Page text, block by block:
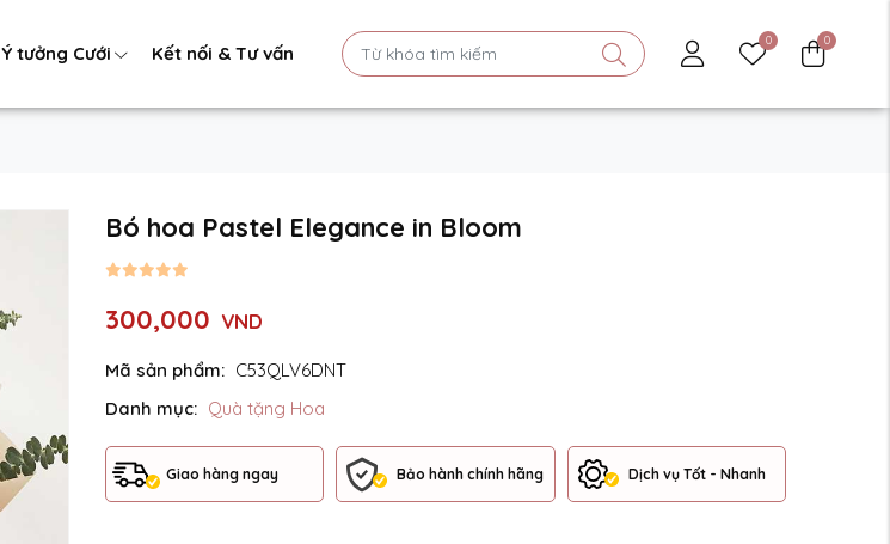
Ý tưởng Cưới Kết nối & Tư vấn
0 0
Bó hoa Pastel Elegance in Bloom
300,000 VND
Mã sản phẩm: C53QLV6DNT
Danh mục: Quà tặng Hoa
Giao hàng ngay Bảo hành chính hãng Dịch vụ Tốt - Nhanh